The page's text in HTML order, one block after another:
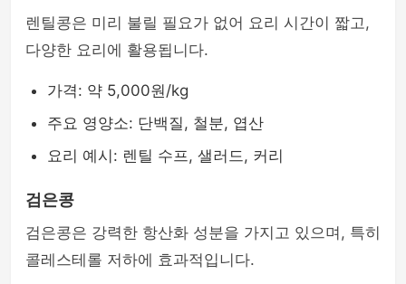
렌틸콩은 미리 불릴 필요가 없어 요리 시간이 짧고,
다양한 요리에 활용됩니다.
가격: 약 5,000원/kg
주요 영양소: 단백질, 철분, 엽산
요리 예시: 렌틸 수프, 샐러드, 커리
검은콩
검은콩은 강력한 항산화 성분을 가지고 있으며, 특히
콜레스테롤 저하에 효과적입니다.